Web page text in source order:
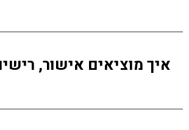
איך מוציאים אישור,